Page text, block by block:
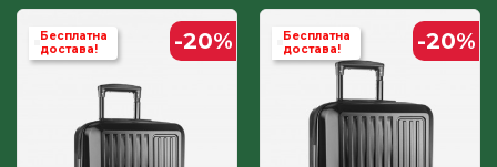
Бесплатна
достава!
-20%
Бесплатна
достава!
-20%